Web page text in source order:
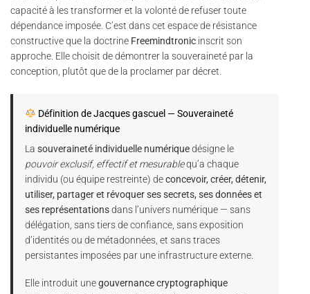
capacité à les transformer et la volonté de refuser toute
dépendance imposée. C’est dans cet espace de résistance
constructive que la doctrine Freemindtronic inscrit son
approche. Elle choisit de démontrer la souveraineté par la
conception, plutôt que de la proclamer par décret.
Définition de Jacques gascuel — Souveraineté
individuelle numérique
La souveraineté individuelle numériquedésigne le
pouvoir exclusif, effectif et mesurablequ’a chaque
individu (ou équipe restreinte) deconcevoir, créer, détenir,
utiliser, partager et révoquer ses secrets, ses données et
ses représentationsdans l’univers numérique — sans
délégation, sans tiers de confiance, sans exposition
d’identités ou de métadonnées, et sans traces
persistantes imposées par une infrastructure externe.
Elle introduit unegouvernance cryptographique